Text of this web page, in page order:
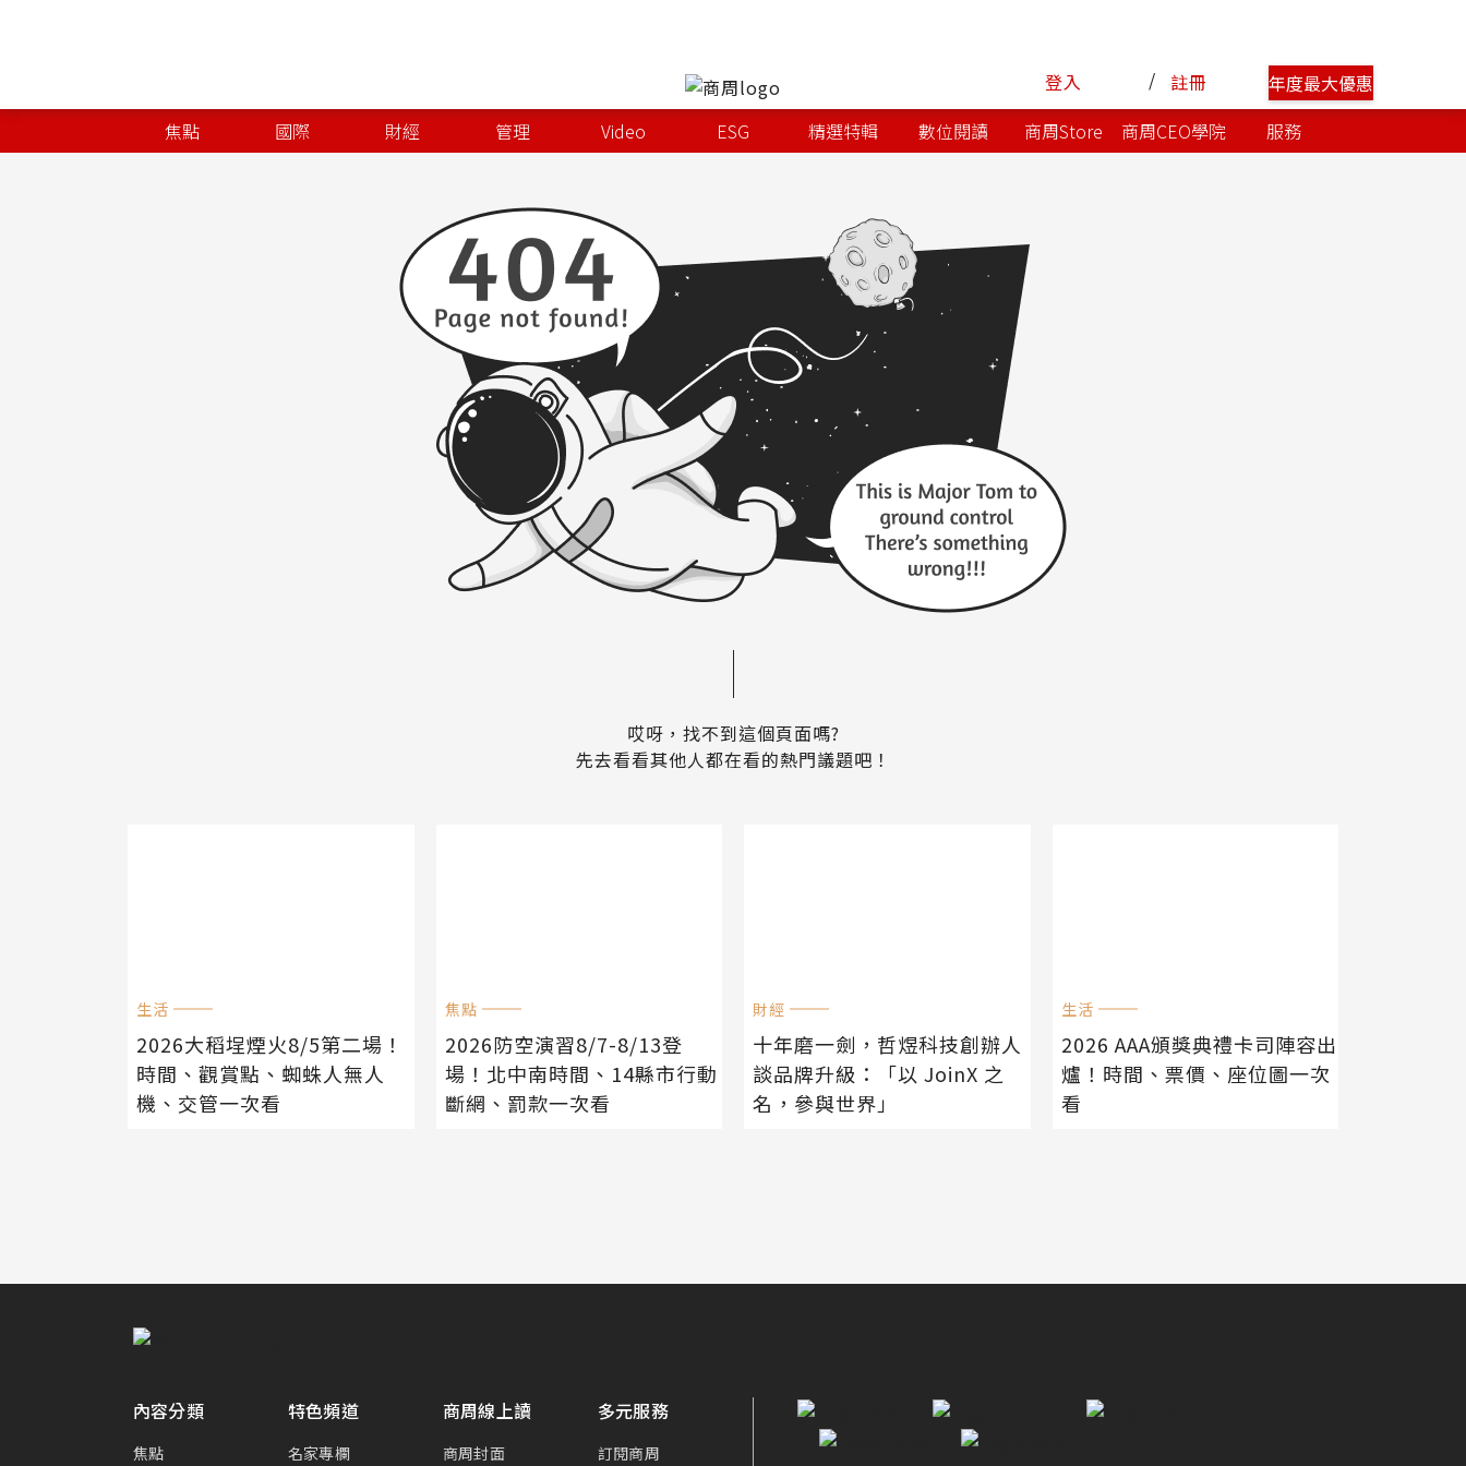
登入 / 註冊
年度最大優惠
焦點
國際 財經 管理 Video ESG 精選特輯 數位閱讀 商周Store 商周CEO學院 服務
哎呀，找不到這個頁面嗎?
先去看看其他人都在看的熱門議題吧！
生活
2026大稻埕煙火8/5第二場！
時間、觀賞點、蜘蛛人無人
機、交管一次看
焦點
2026防空演習8/7-8/13登
場！北中南時間、14縣市行動
斷網、罰款一次看
財經
十年磨一劍，哲煜科技創辦人
談品牌升級：「以 JoinX 之
名，參與世界」
生活
2026 AAA頒獎典禮卡司陣容出
爐！時間、票價、座位圖一次
看
內容分類
焦點
特色頻道
名家專欄
商周線上讀
商周封面
多元服務
訂閱商周